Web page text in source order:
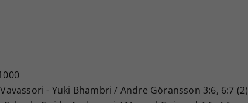
- Yuki Bhambri / Andre Göransson 3:6, 6:7 (2)